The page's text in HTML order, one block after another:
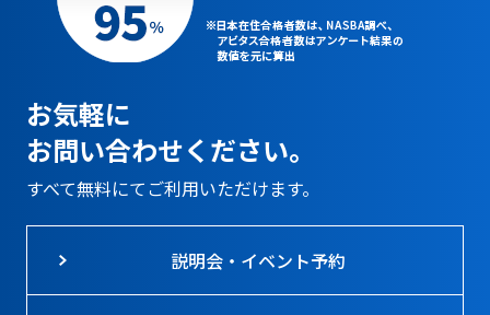
お気軽に
お問い合わせください。
すべて無料にてご利用いただけます。
説明会・イベント予約